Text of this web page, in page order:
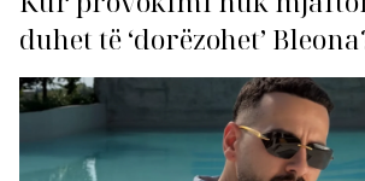
duhet të ‘dorëzohet’